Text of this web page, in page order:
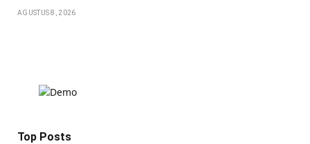
AGUSTUS 8, 2026
Top Posts